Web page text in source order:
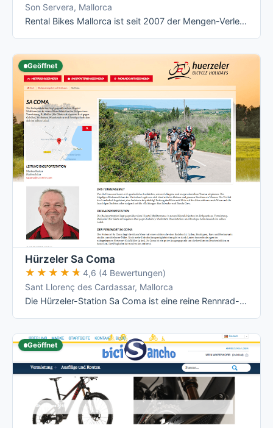
Son Servera, Mallorca
Rental Bikes Mallorca ist seit 2007 der Mengen-Verleiher an der Ostküste: nach eigenen Angaben über 700 Räder, Lieferung an jede Adresse der …
Geöffnet
Hürzeler Sa Coma
★★★★★
★★★★★ 4,6 (4 Bewertungen)
Sant Llorenç des Cardassar, Mallorca
Die Hürzeler-Station Sa Coma ist eine reine Rennrad- und E-Bike-Vermietung mit Werkstatt und Boutique direkt gegenüber dem Hipotels …
Geöffnet